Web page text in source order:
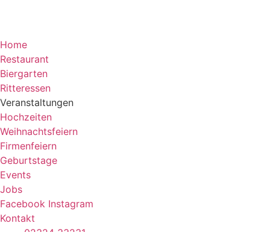
Home
Restaurant
Biergarten
Ritteressen
Veranstaltungen
Hochzeiten
Weihnachtsfeiern
Firmenfeiern
Geburtstage
Events
Jobs
Facebook Instagram
Kontakt